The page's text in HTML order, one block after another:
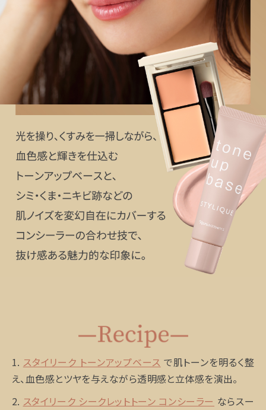
1. スタイリーク トーンアップベース で肌トーンを明るく整
え、血色感とツヤを与えながら透明感と立体感を演出。
2. スタイリーク シークレットトーン コンシーラー ならスー